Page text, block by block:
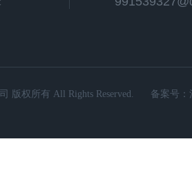
版权所有 All Rights Reserved. 备案号：